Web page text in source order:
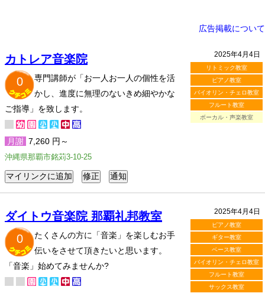
広告掲載について
2025年4月4日
リトミック教室
ピアノ教室
バイオリン・チェロ教室
フルート教室
ボーカル・声楽教室
カトレア音楽院
0
専門講師が「お一人お一人の個性を活
かし、進度に無理のないきめ細やかな
ご指導」を致します。
月謝 7,260 円～
沖縄県那覇市銘苅3-10-25
2025年4月4日
ピアノ教室
ギター教室
ベース教室
バイオリン・チェロ教室
フルート教室
サックス教室
ダイトウ音楽院 那覇礼邦教室
0
たくさんの方に「音楽」を楽しむお手
伝いをさせて頂きたいと思います。
「音楽」始めてみませんか?